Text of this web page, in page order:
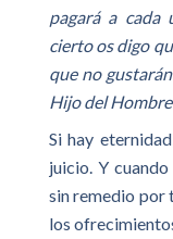
pagará a cada
cierto os digo
que no
Hijo del
Si hay
juicio. Y
sin remedio por
los